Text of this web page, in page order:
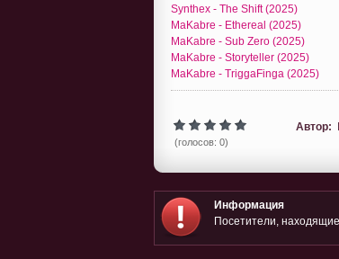
Synthex - The Shift (2025)
MaKabre - Ethereal (2025)
MaKabre - Sub Zero (2025)
MaKabre - Storyteller (2025)
MaKabre - TriggaFinga (2025)
(голосов: 0)
Автор:
Информация
Посетители,